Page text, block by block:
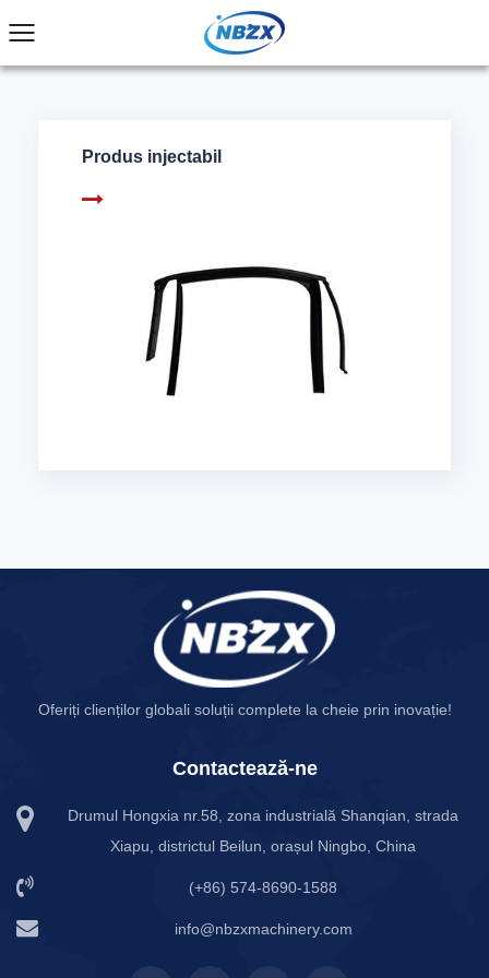
Produs injectabil
Oferiți clienților globali soluții complete la cheie prin inovație!
Contactează-ne
Drumul Hongxia nr.58, zona industrială Shanqian, strada
Xiapu, districtul Beilun, orașul Ningbo, China
(+86) 574-8690-1588
info@nbzxmachinery.com